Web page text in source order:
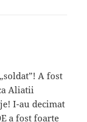
A fost
Aliatii
I-au decimat
a fost foarte